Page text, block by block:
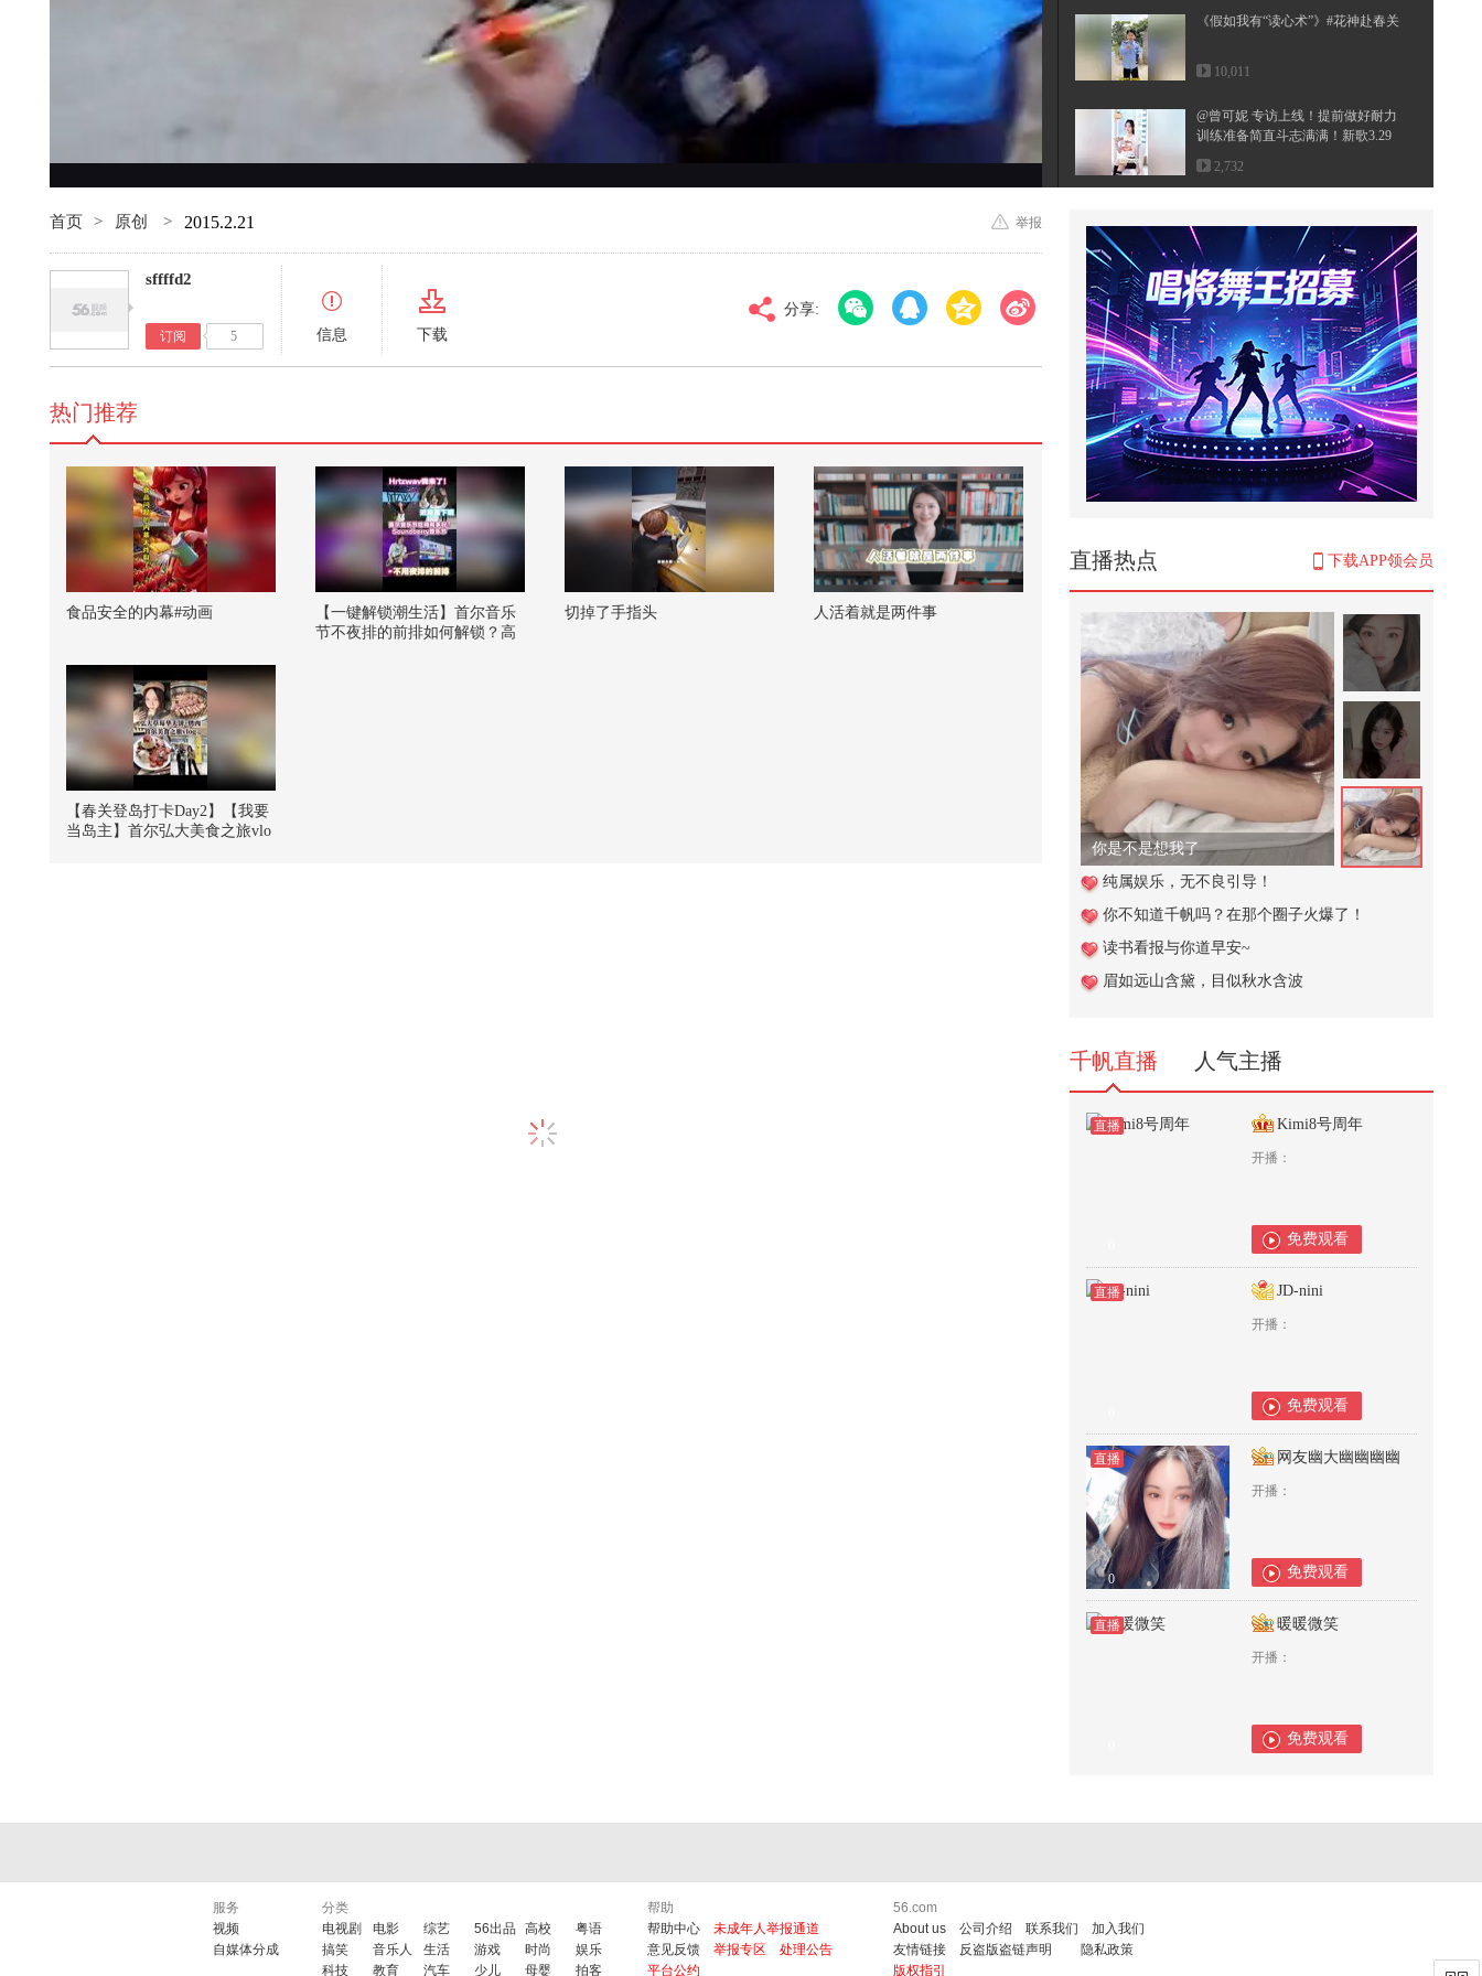
标清
《假如我有“读心术”》#花神赴春关
10,011
@曾可妮 专访上线！提前做好耐力
训练准备简直斗志满满！新歌3.29
即...
2,732
果萌娃的做法太意外了
3,961
萌娃在外面突遇冰雹如何安全躲避
呢
1,542
“久有凌云志，重上井冈山”——全
彩影像还原毛主席65年故地之行
3,807
207. 打飞滴都要来吃的重庆猪脚饭
《Super学校》
1,997
诸葛亮娶妻，竟然是丑女人
408
【X舞翻跳赛道】两位推荐官合体#
2026关注流舞蹈大赛 @张朝阳 @
阿...
61.3万
【一键解锁潮生活】欢迎收看高精
天...
38,946
当端午节遇见高尔夫
首页 > 原创 > 2015.2.21 举报
sffffd2
订阅 5 信息 下载
分享:
直播热点 下载APP领会员
你是不是想我了
纯属娱乐，无不良引导！
你不知道千帆吗？在那个圈子火爆了！
读书看报与你道早安~
眉如远山含黛，目似秋水含波
千帆直播 人气主播
直播 Kimi8号周年
开播：
免费观看
直播 JD-nini
开播：
免费观看
直播
0
网友幽大幽幽幽幽
开播：
免费观看
直播 暖暖微笑
开播：
免费观看
热门推荐
食品安全的内幕#动画
【一键解锁潮生活】首尔音乐
节不夜排的前排如何解锁？高
切掉了手指头 人活着就是两件事
【春关登岛打卡Day2】【我要
当岛主】首尔弘大美食之旅vlo
服务
视频
自媒体分成
分类
电视剧
电影 综艺 56出品 高校
粤语
搞笑
音乐人 生活 游戏 时尚
娱乐
科技
教育 汽车 少儿 母婴 拍客
帮助
帮助中心
未成年人举报通道
意见反馈
举报专区
处理公告
平台公约
56.com
About us
公司介绍 联系我们
加入我们
友情链接
反盗版盗链声明
隐私政策
版权指引